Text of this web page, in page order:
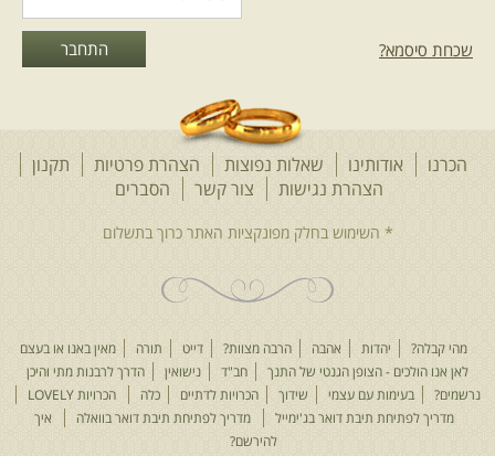
שכחת סיסמא?
הכרנו אודותינו שאלות נפוצות הצהרת פרטיות
תקנון
הצהרת נגישות
צור קשר הסברים
מהי קבלה? יהדות אהבה הרבה מצוות? דייט תורה
מאין באנו או בעצם
לאן אנו הולכים - הצופן הגנטי של התנך
חב"ד נישואין
הדרך לרבנות מתי והיכן
נרשמים?
בעימות עם עצמי שידוך הכרויות לדתיים כלה
הכרויות LOVELY
מדריך לפתיחת תיבת דואר בג'ימייל
מדריך לפתיחת תיבת דואר בוואלה
איך
להירשם?